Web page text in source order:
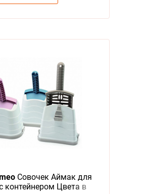
Совочек Аймак для
контейнером Цвета в